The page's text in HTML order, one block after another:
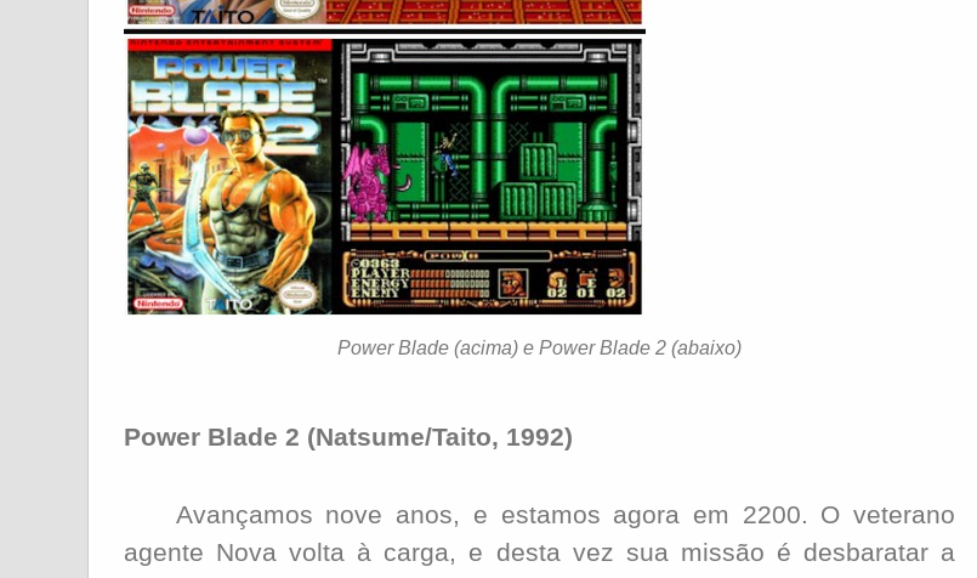
Power Blade (acima) e Power Blade 2 (abaixo)
Power Blade 2 (Natsume/Taito, 1992)
Avançamos nove anos, e estamos agora em 2200. O veterano
agente Nova volta à carga, e desta vez sua missão é desbaratar a